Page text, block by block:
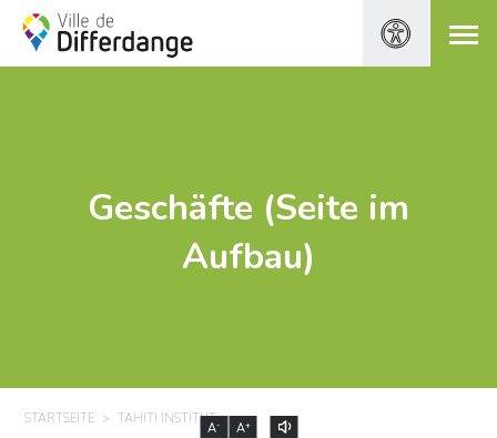
Geschäfte (Seite im
Aufbau)
STARTSEITE TAHITI INSTITUT
A- A+